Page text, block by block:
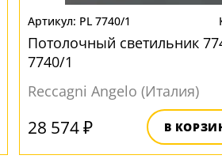
PL 7740/1
Потолочный светильник
7740/1
Reccagni Angelo (Италия)
28 574 ₽ В